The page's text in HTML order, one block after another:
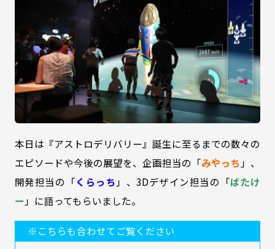
本日は『アストロデリバリー』誕生に至るまでの数々の
エピソードや今後の展望を、企画担当の「みやっち 」、
開発担当の「くらっち 」、3Dデザイン担当の「ばたけ
ー 」に語ってもらいました。
※こちらも合わせてご覧ください